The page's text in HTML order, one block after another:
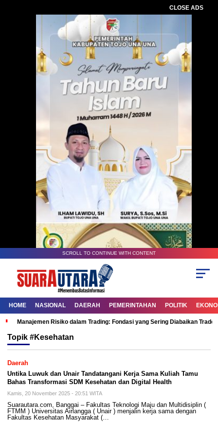
CLOSE ADS
SCROLL TO CONTINUE WITH CONTENT
HOME NASIONAL DAERAH PEMERINTAHAN POLITIK
Manajemen Risiko dalam Trading: Fondasi yang Sering Diabaikan
Topik #Kesehatan
Daerah
Untika Luwuk dan Unair Tandatangani Kerja Sama Kuliah Tamu
Bahas Transformasi SDM Kesehatan dan Digital Health
Kamis, 20 November 2025 - 20:51 WITA
Suarautara.com, Banggai – Fakultas Teknologi Maju dan Multidisiplin (
FTMM ) Universitas Airlangga ( Unair ) menjalin kerja sama dengan
Fakultas Kesehatan Masyarakat (…